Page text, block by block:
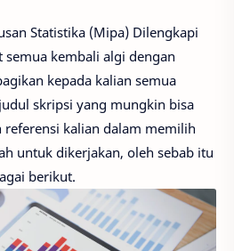
Statistika (Mipa) Dilengkapi
semua kembali algi dengan
kepada kalian semua
skripsi yang mungkin bisa
referensi kalian dalam memilih
untuk dikerjakan, oleh sebab itu
berikut.